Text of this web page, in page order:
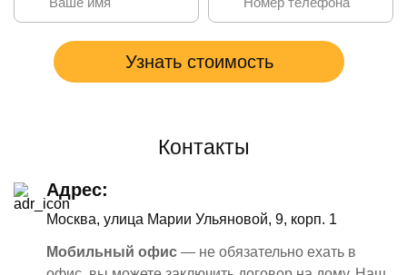
Контакты
Адрес:
Москва, улица Марии Ульяновой, 9, корп. 1
Мобильный офис — не обязательно ехать в